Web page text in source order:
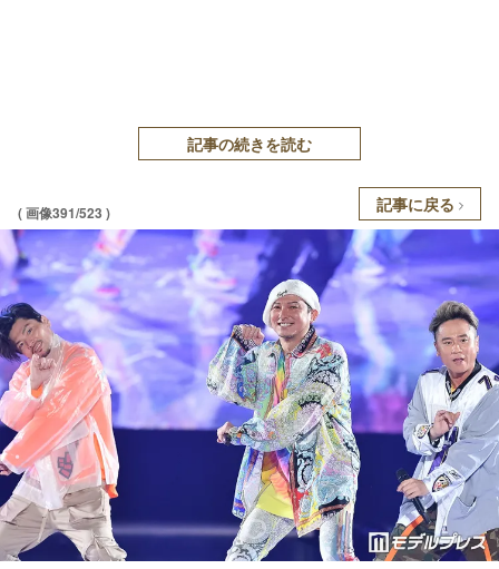
記事の続きを読む
( 画像391/523 ) 記事に戻る